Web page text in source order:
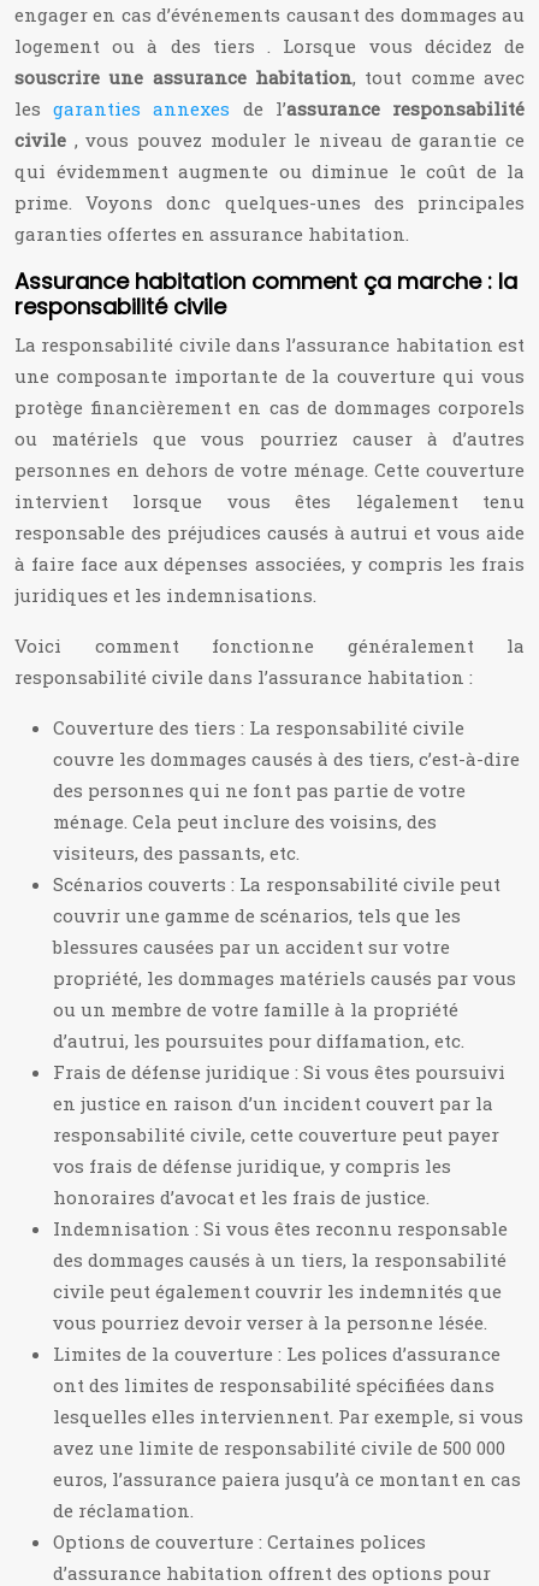
engager en cas d’événements causant des dommages au
logement ou à des tiers . Lorsque vous décidez de
souscrire une assurance habitation, tout comme avec
lesgaranties annexes de l’assurance responsabilité
civile , vous pouvez moduler le niveau de garantie ce
qui évidemment augmente ou diminue le coût de la
prime. Voyons donc quelques-unes des principales
garanties offertes en assurance habitation.
Assurance habitation comment ça marche : la
responsabilité civile
La responsabilité civile dans l’assurance habitation est
une composante importante de la couverture qui vous
protège financièrement en cas de dommages corporels
ou matériels que vous pourriez causer à d’autres
personnes en dehors de votre ménage. Cette couverture
intervient lorsque vous êtes légalement tenu
responsable des préjudices causés à autrui et vous aide
à faire face aux dépenses associées, y compris les frais
juridiques et les indemnisations.
Voici comment fonctionne généralement la
responsabilité civile dans l’assurance habitation :
Couverture des tiers : La responsabilité civile
couvre les dommages causés à des tiers, c’est-à-dire
des personnes qui ne font pas partie de votre
ménage. Cela peut inclure des voisins, des
visiteurs, des passants, etc.
Scénarios couverts : La responsabilité civile peut
couvrir une gamme de scénarios, tels que les
blessures causées par un accident sur votre
propriété, les dommages matériels causés par vous
ou un membre de votre famille à la propriété
d’autrui, les poursuites pour diffamation, etc.
Frais de défense juridique : Si vous êtes poursuivi
en justice en raison d’un incident couvert par la
responsabilité civile, cette couverture peut payer
vos frais de défense juridique, y compris les
honoraires d’avocat et les frais de justice.
Indemnisation : Si vous êtes reconnu responsable
des dommages causés à un tiers, la responsabilité
civile peut également couvrir les indemnités que
vous pourriez devoir verser à la personne lésée.
Limites de la couverture : Les polices d’assurance
ont des limites de responsabilité spécifiées dans
lesquelles elles interviennent. Par exemple, si vous
avez une limite de responsabilité civile de 500 000
euros, l’assurance paiera jusqu’à ce montant en cas
de réclamation.
Options de couverture : Certaines polices
d’assurance habitation offrent des options pour